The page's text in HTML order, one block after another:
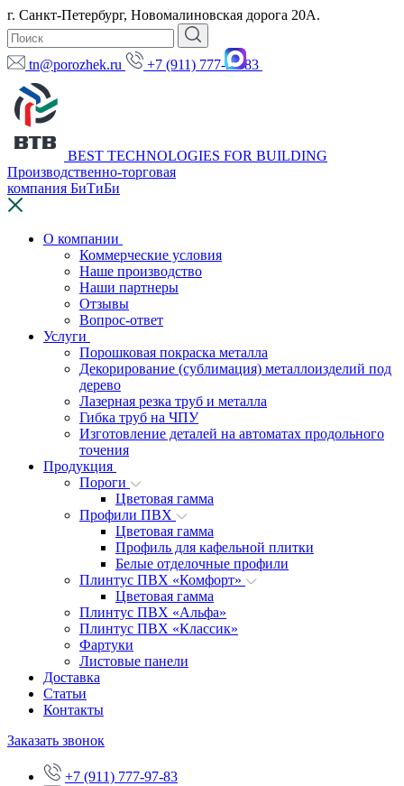
г. Санкт-Петербург, Новомалиновская дорога 20А.
tn@porozhek.ru +7 (911) 777-97-83
BEST TECHNOLOGIES FOR BUILDING
Производственно-торговая
компания БиТиБи
О компании
Коммерческие условия
Наше производство
Наши партнеры
Отзывы
Вопрос-ответ
Услуги
Порошковая покраска металла
Декорирование (сублимация) металлоизделий под
дерево
Лазерная резка труб и металла
Гибка труб на ЧПУ
Изготовление деталей на автоматах продольного
точения
Продукция
Пороги
Цветовая гамма
Профили ПВХ
Цветовая гамма
Профиль для кафельной плитки
Белые отделочные профили
Плинтус ПВХ «Комфорт»
Цветовая гамма
Плинтус ПВХ «Альфа»
Плинтус ПВХ «Классик»
Фартуки
Листовые панели
Доставка
Статьи
Контакты
Заказать звонок
+7 (911) 777-97-83